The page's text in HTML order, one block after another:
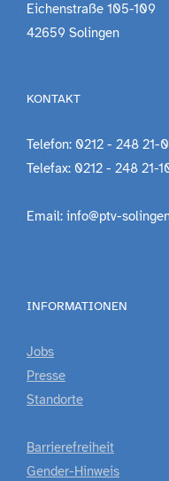
Eichenstraße 105-109
42659 Solingen
KONTAKT
Telefon: 0212 - 248 21-0
Telefax: 0212 - 248 21-
Email: info@ptv-
INFORMATIONEN
Jobs
Presse
Standorte
Barrierefreiheit
Gender-Hinweis